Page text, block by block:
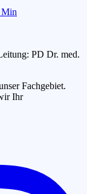
Min
PD Dr. med.
Fachgebiet.
Ihr